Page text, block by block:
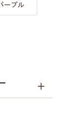
ープル